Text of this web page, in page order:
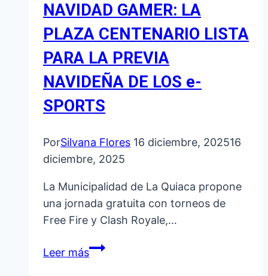
NAVIDAD GAMER: LA
PLAZA CENTENARIO LISTA
PARA LA PREVIA
NAVIDEÑA DE LOS e-
SPORTS
PorSilvana Flores 16 diciembre, 202516
diciembre, 2025
La Municipalidad de La Quiaca propone
una jornada gratuita con torneos de
Free Fire y Clash Royale,…
Leer másNAVIDAD